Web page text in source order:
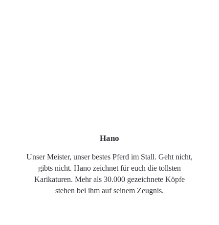
Hano
Unser Meister, unser bestes Pferd im Stall. Geht nicht,
gibts nicht. Hano zeichnet für euch die tollsten
Karikaturen. Mehr als 30.000 gezeichnete Köpfe
stehen bei ihm auf seinem Zeugnis.